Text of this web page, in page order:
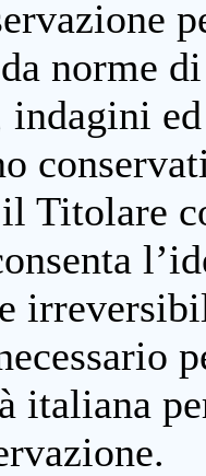
norme
Titolare
italiana